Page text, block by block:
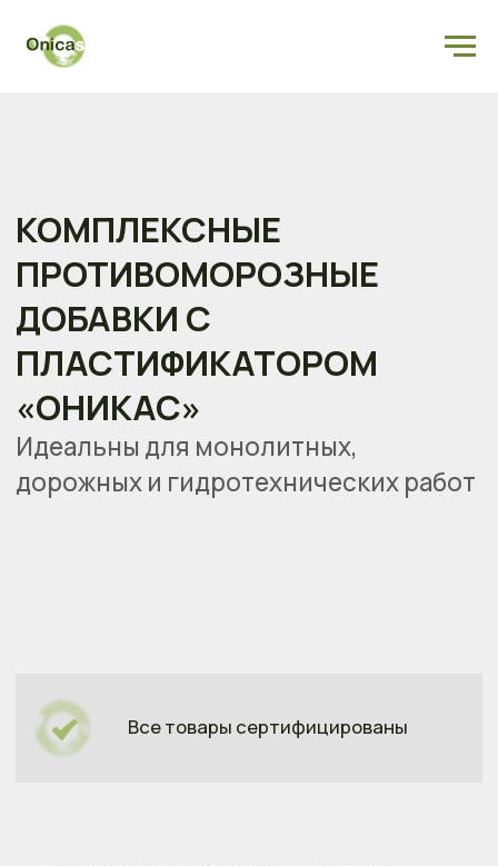
ДОБАВКИ С
ПЛАСТИФИКАТОРОМ
«ОНИКАС»
Идеальны для монолитных,
дорожных и гидротехнических работ